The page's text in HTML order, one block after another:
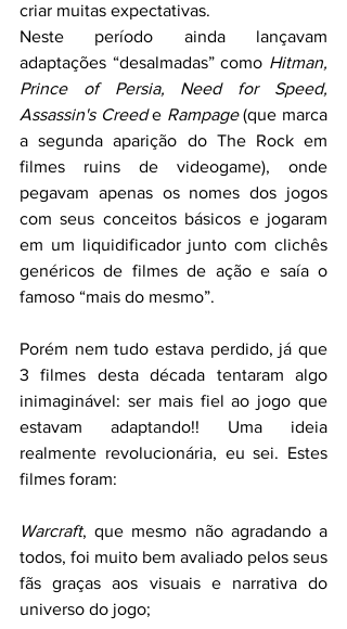
criar muitas expectativas.
Neste período ainda lançavam
adaptações “desalmadas” como Hitman,
Prince of Persia, Need for Speed,
Assassin's Creed e Rampage (que marca
a segunda aparição do The Rock em
filmes ruins de videogame), onde
pegavam apenas os nomes dos jogos
com seus conceitos básicos e jogaram
em um liquidificador junto com clichês
genéricos de filmes de ação e saía o
famoso “mais do mesmo”.
Porém nem tudo estava perdido, já que
3 filmes desta década tentaram algo
inimaginável: ser mais fiel ao jogo que
estavam adaptando!! Uma ideia
realmente revolucionária, eu sei. Estes
filmes foram:
Warcraft, que mesmo não agradando a
todos, foi muito bem avaliado pelos seus
fãs graças aos visuais e narrativa do
universo do jogo;